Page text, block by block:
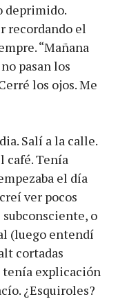
deprimido.
recordando el
“Mañana
pasan los
los ojos. Me
Salí a la calle.
café. Tenía
el día
ver pocos
o
(luego entendí
cortadas
tenía explicación
¿Esquiroles?